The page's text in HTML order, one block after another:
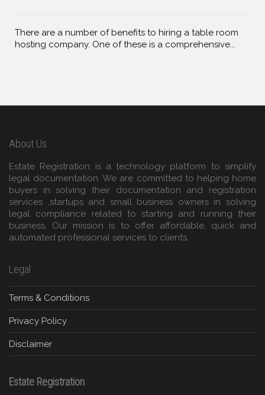
There are a number of benefits to hiring a table room
hosting company. One of these is a comprehensive...
About Us
Estate Registration is a technology platform to simplify
legal documentation. We are committed to helping home
buyers in solving their documentation and registration
services ,startups and small business owners in solving
legal compliance related to starting and running their
business. Our mission is to offer affordable, quick and
automated professional services to clients.
Legal
Terms & Conditions
Privacy Policy
Disclaimer
Estate Registration